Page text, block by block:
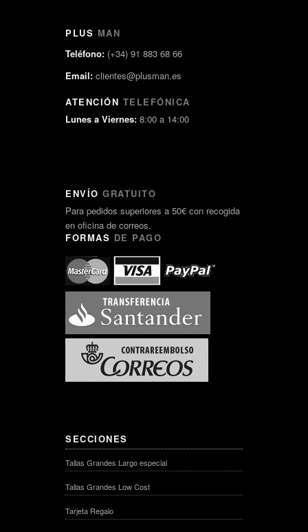
PLUS MAN
Teléfono: (+34) 91 883 68 66
Email: clientes@plusman.es
ATENCIÓN TELEFÓNICA
Lunes a Viernes: 8:00 a 14:00
ENVÍO GRATUITO
Para pedidos superiores a 50€ con recogida
en oficina de correos.
FORMAS DE PAGO
SECCIONES
Tallas Grandes Largo especial
Tallas Grandes Low Cost
Tarjeta Regalo